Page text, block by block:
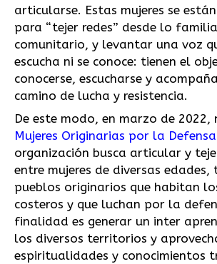
articularse. Estas mujeres se
para “tejer redes” desde lo
comunitario, y levantar una voz
escucha ni se conoce: tienen el
conocerse, escucharse y
camino de lucha y resistencia.
De este modo, en marzo de 2022,
Mujeres Originarias por la
organización busca articular y
entre mujeres de diversas
pueblos originarios que habitan
costeros y que luchan por la
finalidad es generar un inter
los diversos territorios y
espiritualidades y conocimientos